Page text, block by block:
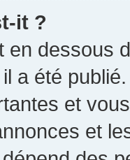
it ?
en dessous
a été
et
et